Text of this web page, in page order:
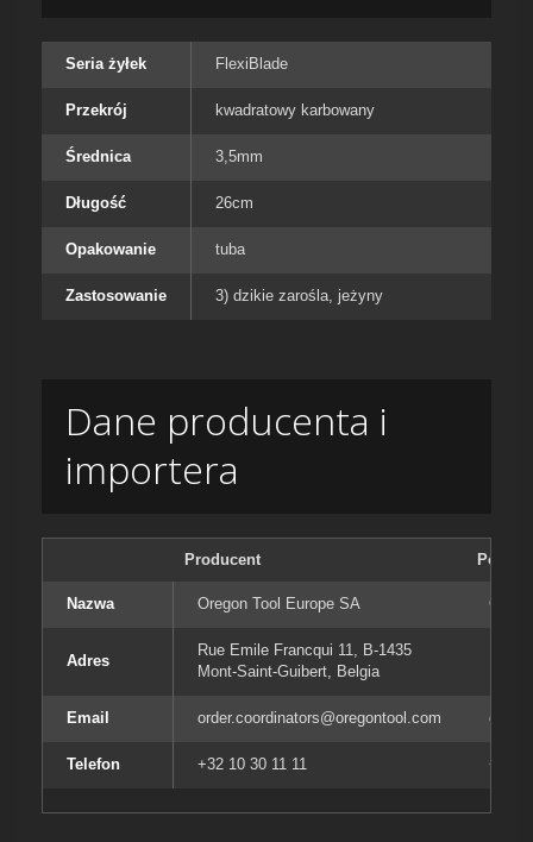
Seria żyłek FlexiBlade
Przekrój kwadratowy karbowany
Średnica 3,5mm
Długość 26cm
Opakowanie tuba
Zastosowanie 3) dzikie zarośla, jeżyny
Dane producenta i
importera
Producent
Nazwa Oregon Tool Europe SA
Adres
Rue Emile Francqui 11, B-1435
Mont-Saint-Guibert, Belgia
Email order.coordinators@oregontool.com
Telefon +32 10 30 11 11 +32